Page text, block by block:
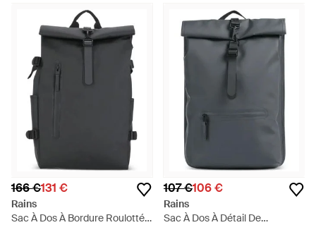
166 €131 €
Rains
Sac À Dos À Bordure Roulottée
107 €106 €
Rains
Sac À Dos À Détail De